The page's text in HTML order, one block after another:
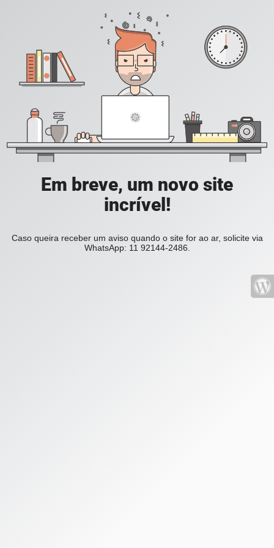
Em breve, um novo site
incrível!
Caso queira receber um aviso quando o site for ao ar, solicite via
WhatsApp: 11 92144-2486.